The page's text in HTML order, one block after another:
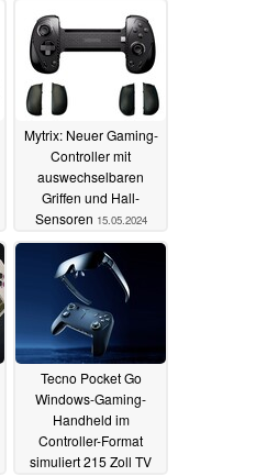
Mytrix: Neuer Gaming-
Controller mit
auswechselbaren
Griffen und Hall-
Sensoren 15.05.2024
Tecno Pocket Go
Windows-Gaming-
Handheld im
Controller-Format
simuliert 215 Zoll TV